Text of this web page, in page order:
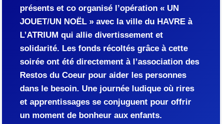
présents et co organisé l’opération « UN
JOUET/UN NOËL » avec la ville du HAVRE à
L’ATRIUM qui allie divertissement et
solidarité. Les fonds récoltés grâce à cette
soirée ont été directement à l’association des
Restos du Coeur pour aider les personnes
dans le besoin. Une journée ludique où rires
et apprentissages se conjuguent pour offrir
un moment de bonheur aux enfants.